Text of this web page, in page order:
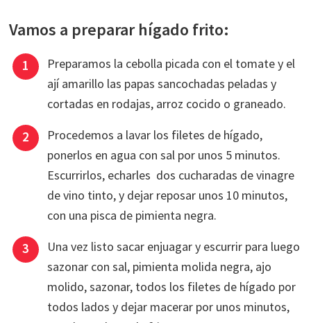
Vamos a preparar hígado frito:
Preparamos la cebolla picada con el tomate y el
ají amarillo las papas sancochadas peladas y
cortadas en rodajas, arroz cocido o graneado.
Procedemos a lavar los filetes de hígado,
ponerlos en agua con sal por unos 5 minutos.
Escurrirlos, echarles dos cucharadas de vinagre
de vino tinto, y dejar reposar unos 10 minutos,
con una pisca de pimienta negra.
Una vez listo sacar enjuagar y escurrir para luego
sazonar con sal, pimienta molida negra, ajo
molido, sazonar, todos los filetes de hígado por
todos lados y dejar macerar por unos minutos,